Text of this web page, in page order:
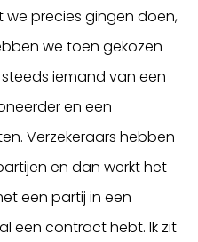
we precies gingen doen,
we toen gekozen
iemand van een
en een
Verzekeraars hebben
en dan werkt het
een partij in een
een contract hebt. Ik zit